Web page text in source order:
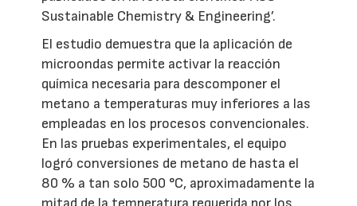
Sustainable Chemistry & Engineering’.
El estudio demuestra que la aplicación de
microondas permite activar la reacción
química necesaria para descomponer el
metano a temperaturas muy inferiores a las
empleadas en los procesos convencionales.
En las pruebas experimentales, el equipo
logró conversiones de metano de hasta el
80 % a tan solo 500 °C, aproximadamente la